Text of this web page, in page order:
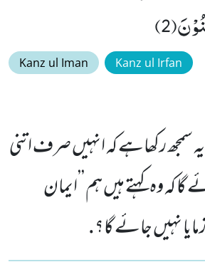
Kanz ul Iman Kanz ul Irfan
سمجھ رکھاہے کہ انہیں صرف اتنی
کہ وہ کہتے ہیں ہم ’’ایمان
نہیں جائے گا؟.